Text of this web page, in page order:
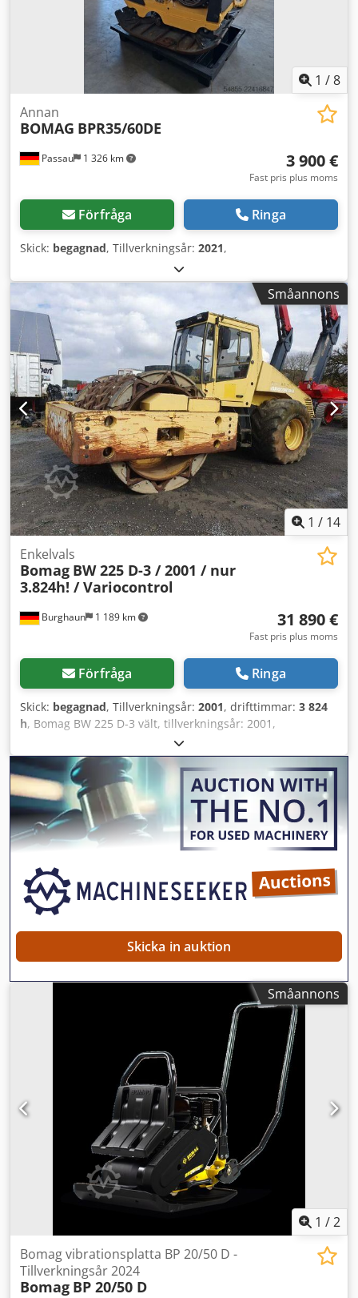
Motorskyddsbygel, enspaksstyrning, höjdjusterbart
styrhandtag, svängarmsstyrhandtag, automatisk
avstängning vid oljebrist, backningsskydd Styrhandtaget
kan låsas i transport- och arbetsläge.
1 /8
Passau 1 326 km
Annan
BOMAG BPR35/60DE
3 900 €
Fast pris plus moms
Förfråga Ringa
Skick: begagnad, Tillverkningsår: 2021,
Småannons
1 / 14
Burghaun 1 189 km
Enkelvals
Bomag BW 225 D-3 / 2001 / nur
3.824h! / Variocontrol
31 890 €
Fast pris plus moms
Förfråga Ringa
Skick: begagnad, Tillverkningsår: 2001, drifttimmar: 3 824
h, Bomag BW 225 D-3 vält, tillverkningsår: 2001,
drifttimmar: endast 3 824 h, motor: Deutz [145 kW/197 hk],
Variocontrol, vikt: 24 700 kg, skrivare, däck: 40 %, tysk
maskin, åldersenligt skick, omedelbart driftsklar. Dcedpfx
Ajzpdhzsarjk På begäran kan vi erbjuda dig leasing- eller
finansieringsalternativ. Herr Mihm (tel.) hjälper dig gärna.
Fler uppgifter finns på vår hemsida. Med reservation för
fel och mellan-sålda objekt! Uthyrning möjlig. = Ytterligare
information.
Skicka in auktion
Småannons
1 /2
Bomag vibrationsplatta BP 20/50 D -
Tillverkningsår 2024
Bomag BP 20/50 D